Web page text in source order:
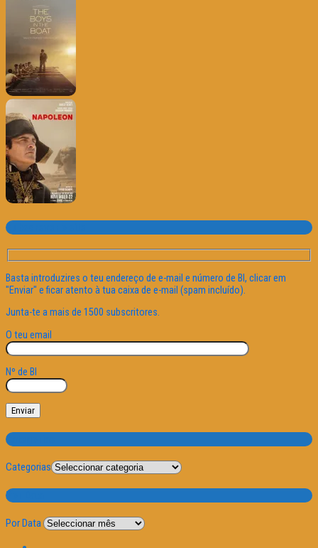
Subscrever o site
Basta introduzires o teu endereço de e-mail e número de BI, clicar em
"Enviar" e ficar atento à tua caixa de e-mail (spam incluído).
Junta-te a mais de 1500 subscritores.
O teu email
Nº de BI
Categorias
Categorias
Por Data
Por Data